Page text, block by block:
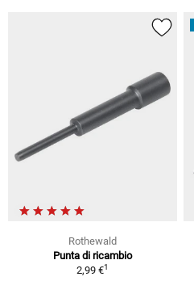
Rothewald
Punta di ricambio
2,99 €1